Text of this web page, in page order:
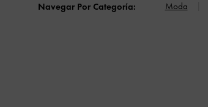
Navegar Por Categoría: Moda